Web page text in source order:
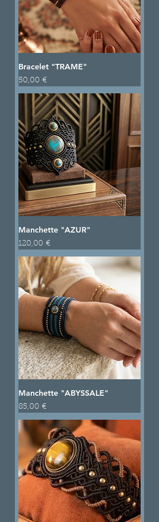
Bracelet "TRAME"
Prix
50,00 €
Manchette "AZUR"
Prix
120,00 €
Manchette "ABYSSALE"
Prix
85,00 €